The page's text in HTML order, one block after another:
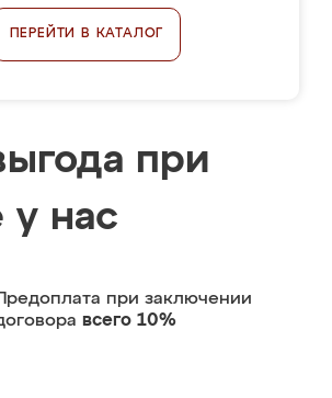
ПЕРЕЙТИ В КАТАЛОГ
при
у нас
при заключении
всего 10%